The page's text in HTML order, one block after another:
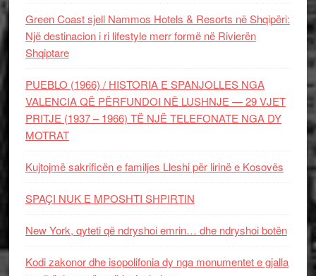
Green Coast sjell Nammos Hotels & Resorts në Shqipëri:
Një destinacion i ri lifestyle merr formë në Rivierën
Shqiptare
PUEBLO (1966) / HISTORIA E SPANJOLLES NGA
VALENCIA QË PËRFUNDOI NË LUSHNJE — 29 VJET
PRITJE (1937 – 1966) TË NJË TELEFONATE NGA DY
MOTRAT
Kujtojmë sakrificën e familjes Lleshi për lirinë e Kosovës
SPAÇI NUK E MPOSHTI SHPIRTIN
New York, qyteti që ndryshoi emrin… dhe ndryshoi botën
Kodi zakonor dhe isopolifonia dy nga monumentet e gjalla